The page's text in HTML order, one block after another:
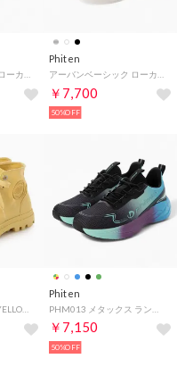
アーバンベーシック ローカットスニーカー（SI）
Phiten
アーバンベーシック ローカットスニーカー（IV）
￥7,700
50%OFF
Phiten
￥7,150
50%OFF